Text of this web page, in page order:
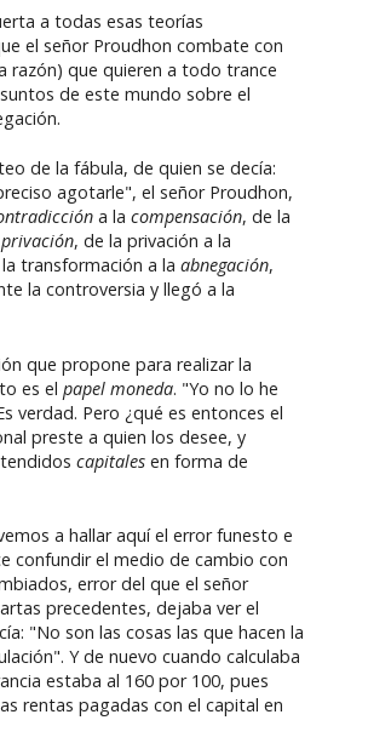
a todas esas teorías
el señor Proudhon combate con
razón) que quieren a todo trance
de este mundo sobre el
de la fábula, de quien se decía:
agotarle", el señor Proudhon,
a la compensación, de la
privación, de la privación a la
transformación a la abnegación,
la controversia y llegó a la
que propone para realizar la
es el papel moneda. "Yo no lo he
verdad. Pero ¿qué es entonces el
preste a quien los desee, y
capitalesen forma de
a hallar aquí el error funesto e
confundir el medio de cambio con
error del que el señor
precedentes, dejaba ver el
"No son las cosas las que hacen la
Y de nuevo cuando calculaba
estaba al 160 por 100, pues
rentas pagadas con el capital en